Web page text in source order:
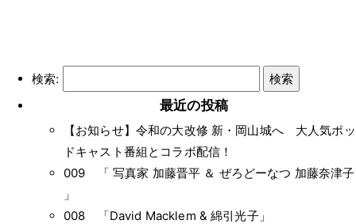
検索:
最近の投稿
【お知らせ】令和の大改修 新・岡山城へ 大人気ポッ
ドキャスト番組とコラボ配信！
009 「 写真家 加藤晋平 ＆ ぜろどーなつ 加藤奈津子
」
008 「David Macklem & 綿引光子」